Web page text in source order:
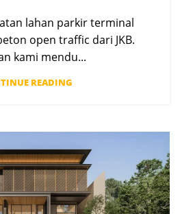
lahan parkir terminal
open traffic dari JKB.
kami mendu...
READING